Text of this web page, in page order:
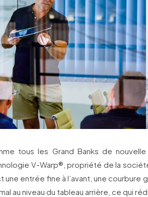
tous les Grand Banks de
V-Warp®, propriété de la
une entrée fine à l’avant, une courbure
au niveau du tableau arrière, ce qui